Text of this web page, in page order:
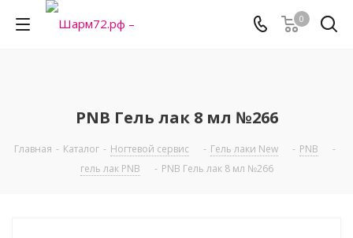
0
PNB Гель лак 8 мл №266
Главная - Каталог - Ногтевой сервис - Гель лаки New - PNB
-
гель лак PNB
- PNB Гель лак 8 мл №266